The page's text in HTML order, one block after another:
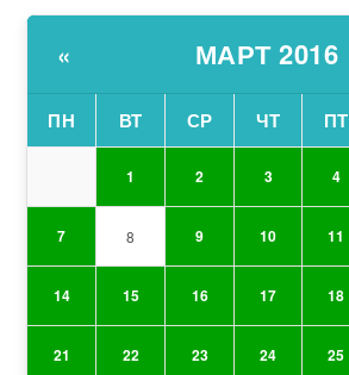
« МАРТ 2016
ПН ВТ СР ЧТ ПТ
1 2 3 4
7 8 9 10 11
14 15 16 17 18
21 22 23 24 25